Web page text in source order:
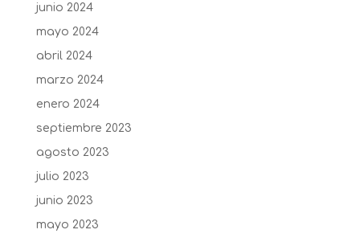
junio 2024
mayo 2024
abril 2024
marzo 2024
enero 2024
septiembre 2023
agosto 2023
julio 2023
junio 2023
mayo 2023